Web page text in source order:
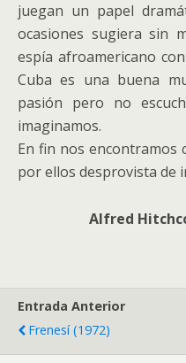
juegan un papel
ocasiones sugiera sin
espía afroamericano
Cuba es una buena
pasión pero no
imaginamos.
En fin nos
por ellos desprovista de
Alfred
Entrada Anterior
Frenesí (1972)